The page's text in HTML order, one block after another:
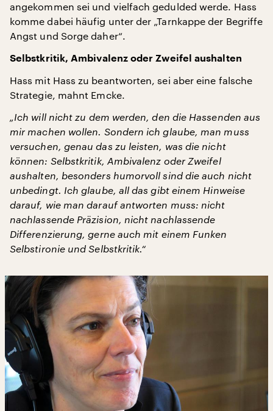
angekommen sei und vielfach gedulded werde. Hass
komme dabei häufig unter der „Tarnkappe der Begriffe
Angst und Sorge daher“.
Selbstkritik, Ambivalenz oder Zweifel aushalten
Hass mit Hass zu beantworten, sei aber eine falsche
Strategie, mahnt Emcke.
„Ich will nicht zu dem werden, den die Hassenden aus
mir machen wollen. Sondern ich glaube, man muss
versuchen, genau das zu leisten, was die nicht
können: Selbstkritik, Ambivalenz oder Zweifel
aushalten, besonders humorvoll sind die auch nicht
unbedingt. Ich glaube, all das gibt einem Hinweise
darauf, wie man darauf antworten muss: nicht
nachlassende Präzision, nicht nachlassende
Differenzierung, gerne auch mit einem Funken
Selbstironie und Selbstkritik.“